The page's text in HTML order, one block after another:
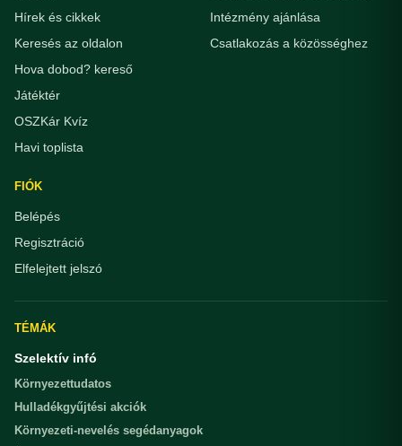
Hírek és cikkek
Keresés az oldalon
Hova dobod? kereső
Játéktér
OSZKár Kvíz
Havi toplista
Intézmény ajánlása
Csatlakozás a közösséghez
FIÓK
Belépés
Regisztráció
Elfelejtett jelszó
TÉMÁK
Szelektív infó
Környezettudatos
Hulladékgyűjtési akciók
Környezeti-nevelés segédanyagok